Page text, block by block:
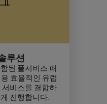
루션
된 풀서비스 패
효율적인 유럽
서비스를 결합하
진행합니다.